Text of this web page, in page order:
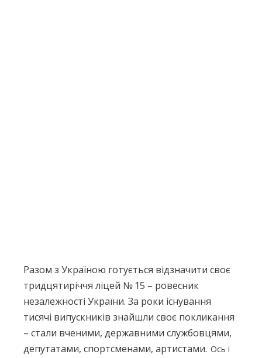
Разом з Україною готується відзначити своє
тридцятиріччя ліцей № 15 – ровесник
незалежності України. За роки існування
тисячі випускників знайшли своє покликання
– стали вченими, державними службовцями,
депутатами, спортсменами, артистами. Ось і